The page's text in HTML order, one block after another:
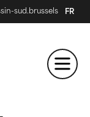
sud.brussels FR